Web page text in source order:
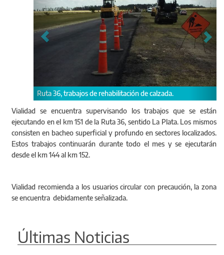
trabajos de rehabilitación de calzada. Ruta 36, trabajos
Vialidad se encuentra supervisando los trabajos que se están
ejecutando en el km 151 de la Ruta 36, sentido La Plata. Los mismos
consisten en bacheo superficial y profundo en sectores localizados.
Estos trabajos continuarán durante todo el mes y se ejecutarán
desde el km 144 al km 152.
Vialidad recomienda a los usuarios circular con precaución, la zona
se encuentra debidamente señalizada.
Últimas Noticias